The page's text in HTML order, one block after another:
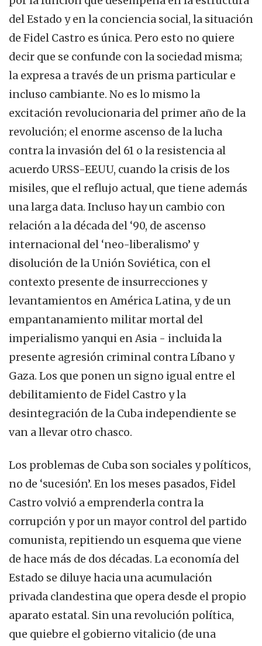
del Estado y en la conciencia social, la situación
de Fidel Castro es única. Pero esto no quiere
decir que se confunde con la sociedad misma;
la expresa a través de un prisma particular e
incluso cambiante. No es lo mismo la
excitación revolucionaria del primer año de la
revolución; el enorme ascenso de la lucha
contra la invasión del 61 o la resistencia al
acuerdo URSS-EEUU, cuando la crisis de los
misiles, que el reflujo actual, que tiene además
una larga data. Incluso hay un cambio con
relación a la década del ‘90, de ascenso
internacional del ‘neo-liberalismo’ y
disolución de la Unión Soviética, con el
contexto presente de insurrecciones y
levantamientos en América Latina, y de un
empantanamiento militar mortal del
imperialismo yanqui en Asia - incluida la
presente agresión criminal contra Líbano y
Gaza. Los que ponen un signo igual entre el
debilitamiento de Fidel Castro y la
desintegración de la Cuba independiente se
van a llevar otro chasco.
Los problemas de Cuba son sociales y políticos,
no de ‘sucesión’. En los meses pasados, Fidel
Castro volvió a emprenderla contra la
corrupción y por un mayor control del partido
comunista, repitiendo un esquema que viene
de hace más de dos décadas. La economía del
Estado se diluye hacia una acumulación
privada clandestina que opera desde el propio
aparato estatal. Sin una revolución política,
que quiebre el gobierno vitalicio (de una